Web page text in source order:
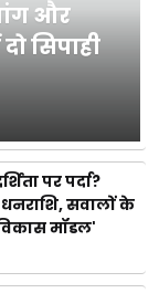
और
सिपाही
पर पर्दा?
सवालों के
मॉडल'